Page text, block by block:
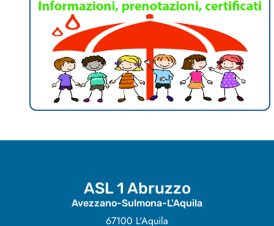
ASL 1 Abruzzo
Avezzano-Sulmona-L'Aquila
67100 L'Aquila